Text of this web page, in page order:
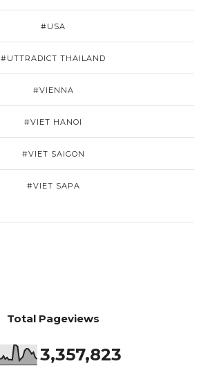
#USA
#UTTRADICT THAILAND
#VIENNA
#VIET HANOI
#VIET SAIGON
#VIET SAPA
Total Pageviews
3,357,823